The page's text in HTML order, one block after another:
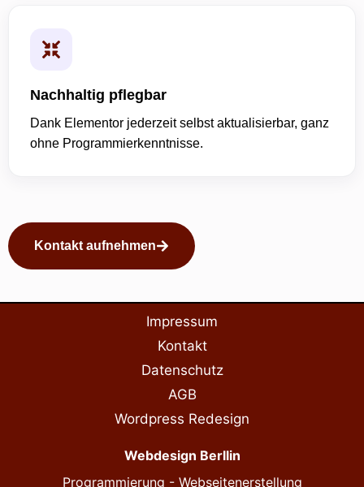
Nachhaltig pflegbar
Dank Elementor jederzeit selbst aktualisierbar, ganz
ohne Programmierkenntnisse.
Kontakt aufnehmen
Impressum
Kontakt
Datenschutz
AGB
Wordpress Redesign
Webdesign Berllin
Programmierung - Webseitenerstellung